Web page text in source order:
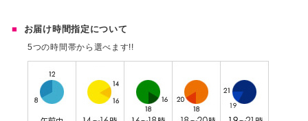
お届け時間指定について
5つの時間帯から選べます!!